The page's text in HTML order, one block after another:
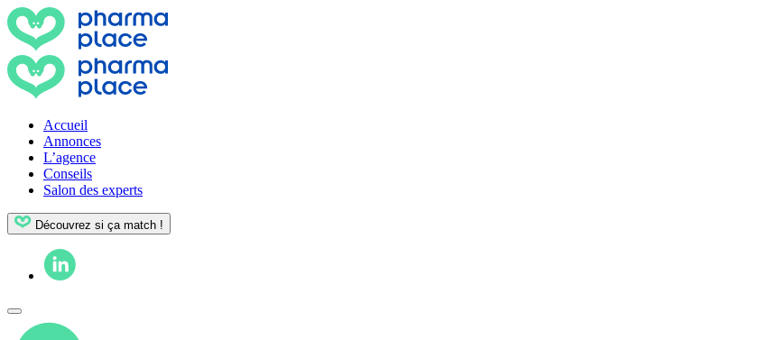
Accueil
Annonces
L’agence
Conseils
Salon des experts
Découvrez si ça match !